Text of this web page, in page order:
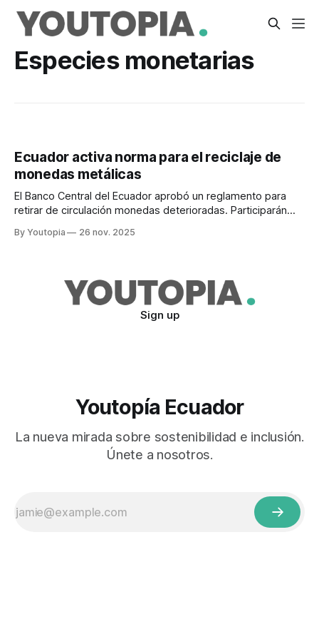
Especies monetarias
Ecuador activa norma para el reciclaje de
monedas metálicas
El Banco Central del Ecuador aprobó un reglamento para
retirar de circulación monedas deterioradas. Participarán
By Youtopia 26 nov. 2025
Sign up
Youtopía Ecuador
La nueva mirada sobre sostenibilidad e inclusión.
Únete a nosotros.